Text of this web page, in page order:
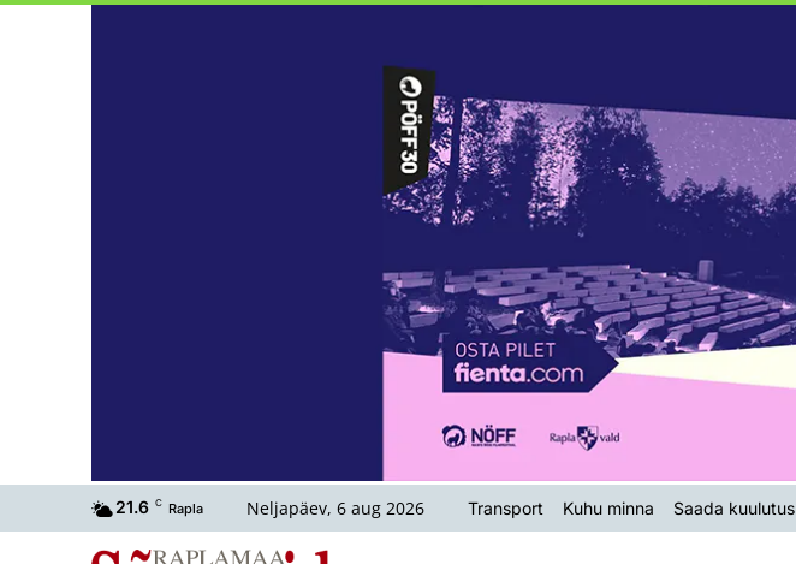
21.6 C Rapla Neljapäev, 6 aug 2026 Transport Kuhu minna Saada kuulutus